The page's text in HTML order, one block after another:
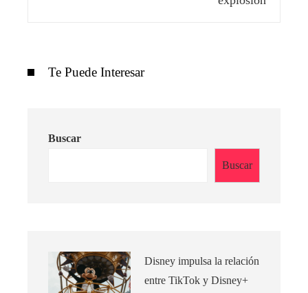
Te Puede Interesar
Buscar
Buscar
Disney impulsa la relación
entre TikTok y Disney+